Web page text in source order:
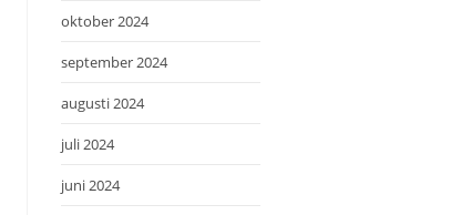
oktober 2024
september 2024
augusti 2024
juli 2024
juni 2024